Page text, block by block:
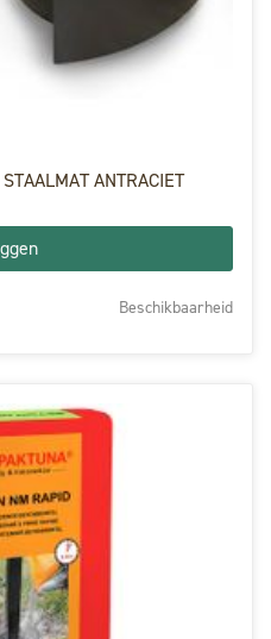
ANTRACIET
Beschikbaarheid